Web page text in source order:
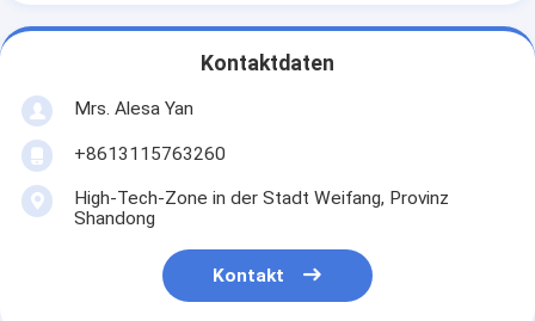
Kontaktdaten
Mrs. Alesa Yan
+8613115763260
High-Tech-Zone in der Stadt Weifang, Provinz
Shandong
Kontakt